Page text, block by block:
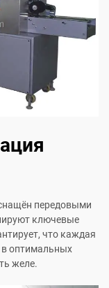
передовыми
ключевые
что каждая
в оптимальных
желе.